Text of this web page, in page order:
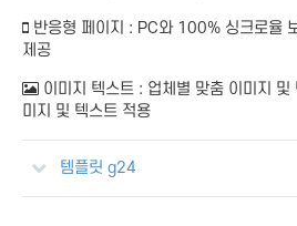
반응형 페이지 : PC와 100% 싱크로율
제공
이미지 텍스트 : 업체별 맞춤 이미지 및
미지 및 텍스트 적용
템플릿 g24